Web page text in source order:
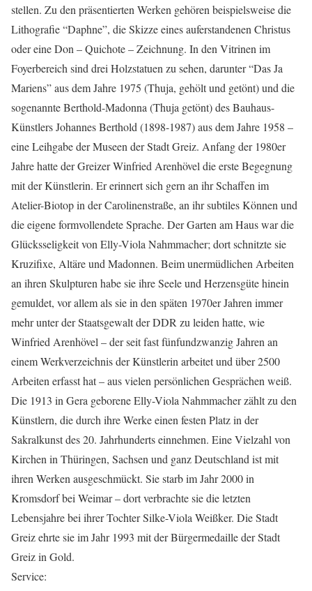
stellen. Zu den präsentierten Werken gehören beispielsweise die
Lithografie “Daphne”, die Skizze eines auferstandenen Christus
oder eine Don – Quichote – Zeichnung. In den Vitrinen im
Foyerbereich sind drei Holzstatuen zu sehen, darunter “Das Ja
Mariens” aus dem Jahre 1975 (Thuja, gehölt und getönt) und die
sogenannte Berthold-Madonna (Thuja getönt) des Bauhaus-
Künstlers Johannes Berthold (1898-1987) aus dem Jahre 1958 –
eine Leihgabe der Museen der Stadt Greiz. Anfang der 1980er
Jahre hatte der Greizer Winfried Arenhövel die erste Begegnung
mit der Künstlerin. Er erinnert sich gern an ihr Schaffen im
Atelier-Biotop in der Carolinenstraße, an ihr subtiles Können und
die eigene formvollendete Sprache. Der Garten am Haus war die
Glücksseligkeit von Elly-Viola Nahmmacher; dort schnitzte sie
Kruzifixe, Altäre und Madonnen. Beim unermüdlichen Arbeiten
an ihren Skulpturen habe sie ihre Seele und Herzensgüte hinein
gemuldet, vor allem als sie in den späten 1970er Jahren immer
mehr unter der Staatsgewalt der DDR zu leiden hatte, wie
Winfried Arenhövel – der seit fast fünfundzwanzig Jahren an
einem Werkverzeichnis der Künstlerin arbeitet und über 2500
Arbeiten erfasst hat – aus vielen persönlichen Gesprächen weiß.
Die 1913 in Gera geborene Elly-Viola Nahmmacher zählt zu den
Künstlern, die durch ihre Werke einen festen Platz in der
Sakralkunst des 20. Jahrhunderts einnehmen. Eine Vielzahl von
Kirchen in Thüringen, Sachsen und ganz Deutschland ist mit
ihren Werken ausgeschmückt. Sie starb im Jahr 2000 in
Kromsdorf bei Weimar – dort verbrachte sie die letzten
Lebensjahre bei ihrer Tochter Silke-Viola Weißker. Die Stadt
Greiz ehrte sie im Jahr 1993 mit der Bürgermedaille der Stadt
Greiz in Gold.
Service: